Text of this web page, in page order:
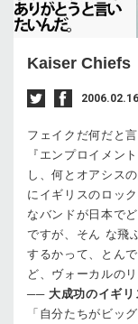
Kaiser Chiefs
2006.02.16
フェイクだ何だと
『エンプロイメン
し、何とオアシス
にイギリスのロッ
なバンドが日本で
ですが、そん な飛
するかって、とん
ど、ヴォーカルの
── 大成功のイギリ
「自分たちがビッ